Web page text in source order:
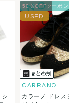
連絡お願い致しま
シ
50％OFFクーポン
CARRANO
カラーノ ドレス